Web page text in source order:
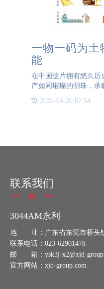
一物一码为土
能
在中国这片拥有悠久历
产如同璀璨的明珠，承
再到郑州烩面的浓郁香
2026-04-20 07:54
联系我们
3044AM永利
地 址：广东省东莞市桥头镇
联系电话：023-62901478
邮 箱：ysk3j-x2@xjd-
官方网站：xjd-group.com